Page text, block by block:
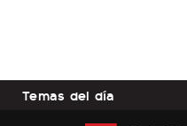
Temas del día